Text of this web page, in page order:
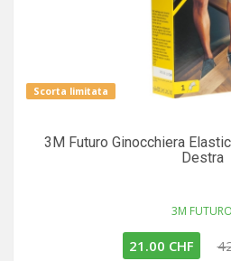
Scorta limitata
3M Futuro Ginocchiera
Destra
3M FUTURO
21.00 CHF